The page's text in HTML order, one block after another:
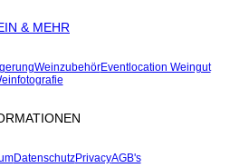
& MEHR
WeinzubehörEventlocation Weingut
DatenschutzPrivacyAGB's